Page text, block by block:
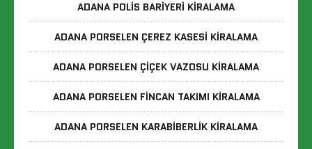
ADANA POLIS BARIYERI KIRALAMA
ADANA PORSELEN ÇEREZ KASESI KIRALAMA
ADANA PORSELEN ÇIÇEK VAZOSU KIRALAMA
ADANA PORSELEN FINCAN TAKIMI KIRALAMA
ADANA PORSELEN KARABIBERLIK KIRALAMA